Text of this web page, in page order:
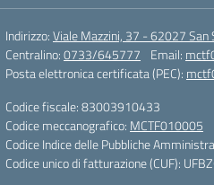
Indirizzo:Viale Mazzini, 37 - 62027 San
Centralino:0733/645777 Email:
Posta elettronica certificata (PEC):
Codice fiscale: 83003910433
Codice meccanografico: MCTF010005
Codice Indice delle Pubbliche
Codice unico di fatturazione (CUF):